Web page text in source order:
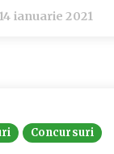
14 ianuarie 2021
Concursuri